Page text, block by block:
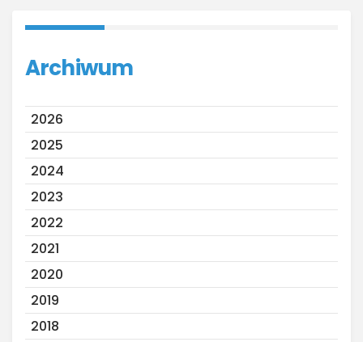
Archiwum
2026
2025
2024
2023
2022
2021
2020
2019
2018